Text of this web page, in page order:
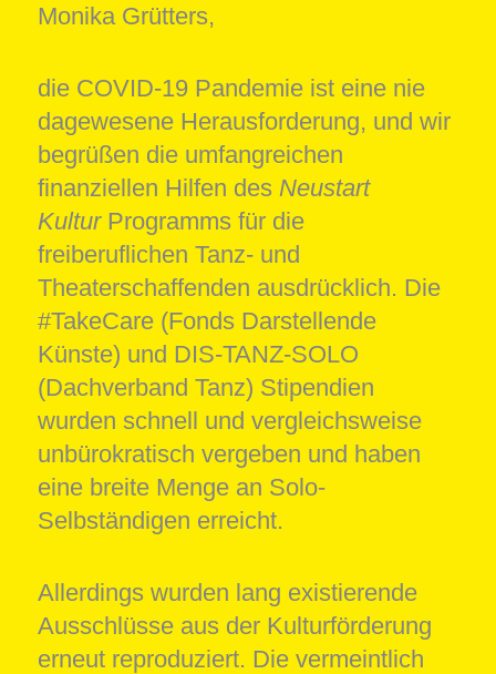
Monika Grütters,
die COVID-19 Pandemie ist eine nie
dagewesene Herausforderung, und wir
begrüßen die umfangreichen
finanziellen Hilfen des Neustart
KulturProgramms für die
freiberuflichen Tanz- und
Theaterschaffenden ausdrücklich. Die
#TakeCare (Fonds Darstellende
Künste) und DIS-TANZ-SOLO
(Dachverband Tanz) Stipendien
wurden schnell und vergleichsweise
unbürokratisch vergeben und haben
eine breite Menge an Solo-
Selbständigen erreicht.
Allerdings wurden lang existierende
Ausschlüsse aus der Kulturförderung
erneut reproduziert. Die vermeintlich